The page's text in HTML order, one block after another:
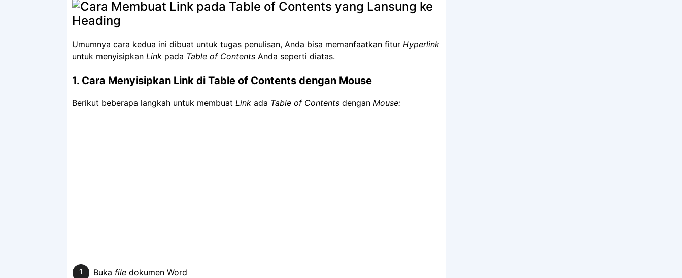
Umumnya cara kedua ini dibuat untuk tugas penulisan, Anda bisa memanfaatkan fitur Hyperlink
untuk menyisipkan Link pada Table of Contents Anda seperti diatas.
1. Cara Menyisipkan Link di Table of Contents dengan Mouse
Berikut beberapa langkah untuk membuat Link ada Table of Contents dengan Mouse:
Buka filedokumen Word